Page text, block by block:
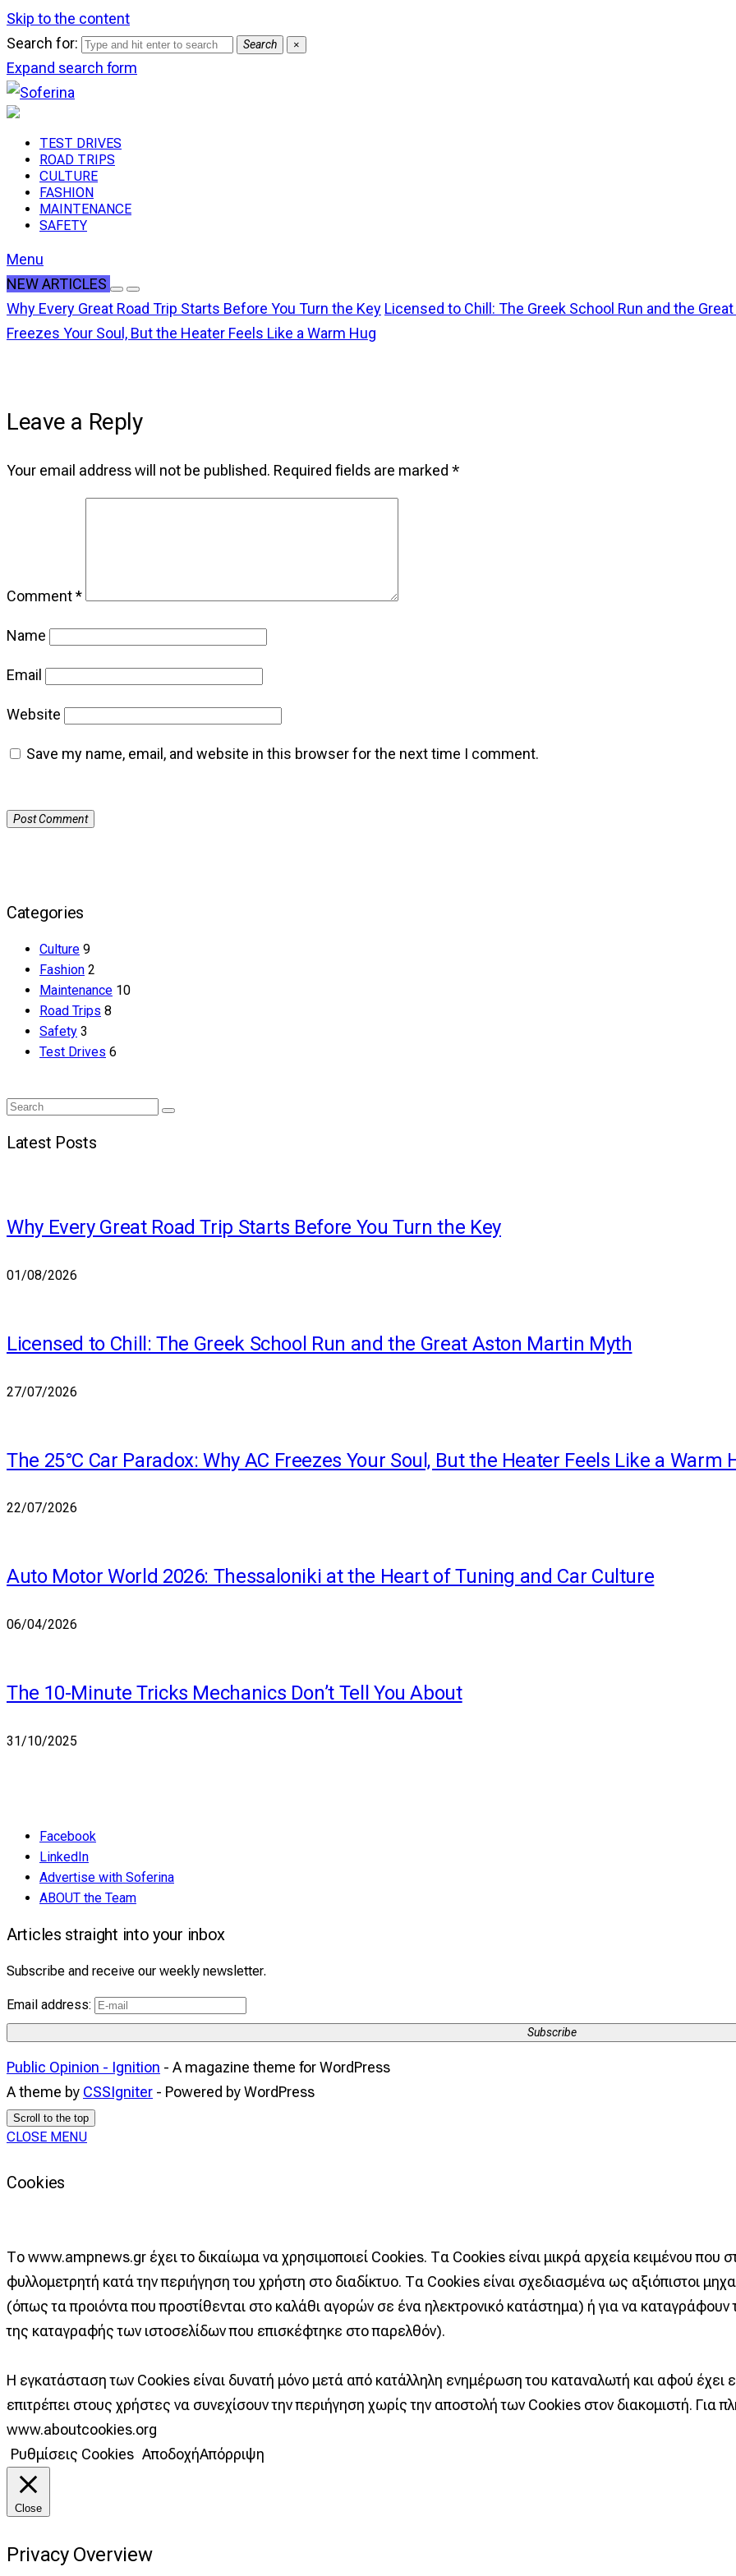
Skip to the content
Search for:
Search ×
Expand search form
TEST DRIVES
ROAD TRIPS
CULTURE
FASHION
MAINTENANCE
SAFETY
Menu
NEW ARTICLES
Why Every Great Road Trip Starts Before You Turn the Key Licensed to Chill: The Greek School Run and the
Freezes Your Soul, But the Heater Feels Like a Warm Hug
Leave a Reply
Your email address will not be published. Required fields are marked *
Comment*
Name
Email
Website
Save my name, email, and website in this browser for the next time I comment.
Categories
Culture 9
Fashion 2
Maintenance 10
Road Trips 8
Safety 3
Test Drives 6
Search
Search
Latest Posts
Why Every Great Road Trip Starts Before You Turn the Key
01/08/2026
Licensed to Chill: The Greek School Run and the Great Aston Martin Myth
27/07/2026
The 25°C Car Paradox: Why AC Freezes Your Soul, But the Heater Feels Like a Warm
22/07/2026
Auto Motor World 2026: Thessaloniki at the Heart of Tuning and Car Culture
06/04/2026
The 10-Minute Tricks Mechanics Don’t Tell You About
31/10/2025
Facebook
LinkedIn
Advertise with Soferina
ABOUT the Team
Articles straight into your inbox
Subscribe and receive our weekly newsletter.
Email address:
Subscribe
Public Opinion - Ignition - A magazine theme for WordPress
A theme by CSSIgniter - Powered by WordPress
Scroll to the top
CLOSE MENU
Cookies
Το www.ampnews.gr έχει το δικαίωμα να χρησιμοποιεί Cookies. Τα Cookies είναι μικρά αρχεία κειμένου που
φυλλομετρητή κατά την περιήγηση του χρήστη στο διαδίκτυο. Τα Cookies είναι σχεδιασμένα ως αξιόπιστοι
(όπως τα προιόντα που προστίθενται στο καλάθι αγορών σε ένα ηλεκτρονικό κατάστημα) ή για να
της καταγραφής των ιστοσελίδων που επισκέφτηκε στο παρελθόν).
Η εγκατάσταση των Cookies είναι δυνατή μόνο μετά από κατάλληλη ενημέρωση του καταναλωτή και αφού
επιτρέπει στους χρήστες να συνεχίσουν την περιήγηση χωρίς την αποστολή των Cookies στον διακομιστή. Για
www.aboutcookies.org
Ρυθμίσεις Cookies ΑποδοχήΑπόρριψη
Close
Privacy Overview